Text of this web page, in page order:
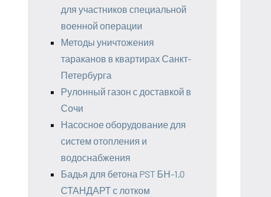
для участников специальной
военной операции
Методы уничтожения
тараканов в квартирах Санкт-
Петербурга
Рулонный газон с доставкой в
Сочи
Насосное оборудование для
систем отопления и
водоснабжения
Бадья для бетона PST БН-1,0
СТАНДАРТ с лотком